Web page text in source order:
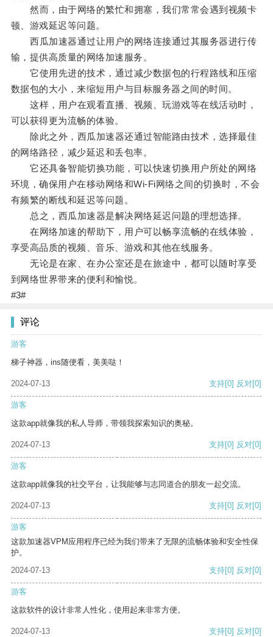
然而，由于网络的繁忙和拥塞，我们常常会遇到视频卡
顿、游戏延迟等问题。
西瓜加速器通过让用户的网络连接通过其服务器进行传
输，提供高质量的网络加速服务。
它使用先进的技术，通过减少数据包的行程路线和压缩
数据包的大小，来缩短用户与目标服务器之间的时间。
这样，用户在观看直播、视频、玩游戏等在线活动时，
可以获得更为流畅的体验。
除此之外，西瓜加速器还通过智能路由技术，选择最佳
的网络路径，减少延迟和丢包率。
它还具备智能切换功能，可以快速切换用户所处的网络
环境，确保用户在移动网络和Wi-Fi网络之间的切换时，不会
有频繁的断线和延迟等问题。
总之，西瓜加速器是解决网络延迟问题的理想选择。
在网络加速的帮助下，用户可以畅享流畅的在线体验，
享受高品质的视频、音乐、游戏和其他在线服务。
无论是在家、在办公室还是在旅途中，都可以随时享受
到网络世界带来的便利和愉悦。
#3#
评论
游客
梯子神器，ins随便看，美美哒！
2024-07-13 支持[0] 反对[0]
游客
这款app就像我的私人导师，带领我探索知识的奥秘。
2024-07-13 支持[0] 反对[0]
游客
这款app就像我的社交平台，让我能够与志同道合的朋友一起交流。
2024-07-13 支持[0] 反对[0]
游客
这款加速器VPM应用程序已经为我们带来了无限的流畅体验和安全性保
护。
2024-07-13
支持[0] 反对[0]
游客
这款软件的设计非常人性化，使用起来非常方便。
2024-07-13 支持[0] 反对[0]